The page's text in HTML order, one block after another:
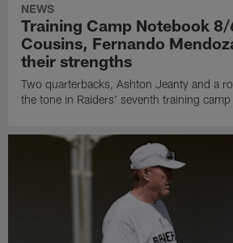
NEWS
Training Camp Notebook
Cousins, Fernando
their strengths
Two quarterbacks, Ashton Jeanty and a
the tone in Raiders' seventh training camp